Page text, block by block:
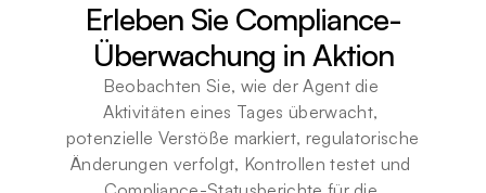
Erleben Sie Compliance-
Überwachung in Aktion
Beobachten Sie, wie der Agent die
Aktivitäten eines Tages überwacht,
potenzielle Verstöße markiert, regulatorische
Änderungen verfolgt, Kontrollen testet und